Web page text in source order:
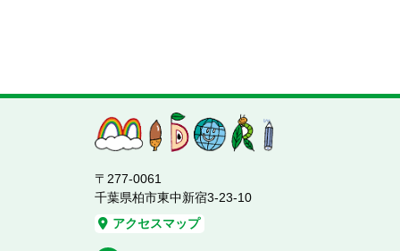
〒277-0061
千葉県柏市東中新宿3-23-10
アクセスマップ